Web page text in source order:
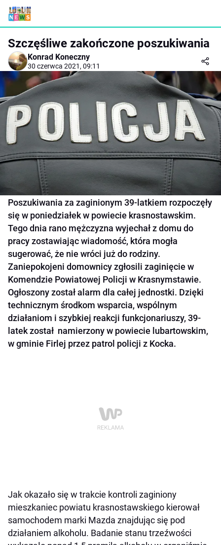
Szczęśliwe zakończone poszukiwania
Konrad Koneczny
30 czerwca 2021, 09:11
Poszukiwania za zaginionym 39-latkiem rozpoczęły
się w poniedziałek w powiecie krasnostawskim.
Tego dnia rano mężczyzna wyjechał z domu do
pracy zostawiając wiadomość, która mogła
sugerować, że nie wróci już do rodziny.
Zaniepokojeni domownicy zgłosili zaginięcie w
Komendzie Powiatowej Policji w Krasnymstawie.
Ogłoszony został alarm dla całej jednostki. Dzięki
technicznym środkom wsparcia, wspólnym
działaniom i szybkiej reakcji funkcjonariuszy, 39-
latek został namierzony w powiecie lubartowskim,
w gminie Firlej przez patrol policji z Kocka.
Jak okazało się w trakcie kontroli zaginiony
mieszkaniec powiatu krasnostawskiego kierował
samochodem marki Mazda znajdując się pod
działaniem alkoholu. Badanie stanu trzeźwości